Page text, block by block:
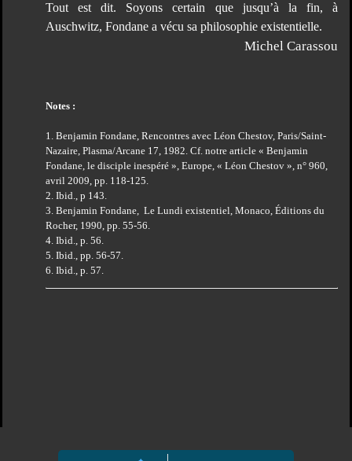
Tout est dit. Soyons certain que jusqu’à la fin, à
Auschwitz, Fondane a vécu sa philosophie existentielle.
Michel Carassou
Notes :
1. Benjamin Fondane, Rencontres avec Léon Chestov, Paris/Saint-
Nazaire, Plasma/Arcane 17, 1982. Cf. notre article « Benjamin
Fondane, le disciple inespéré », Europe, « Léon Chestov », n° 960,
avril 2009, pp. 118-125.
2. Ibid., p 143.
3. Benjamin Fondane, Le Lundi existentiel, Monaco, Éditions du
Rocher, 1990, pp. 55-56.
4. Ibid., p. 56.
5. Ibid., pp. 56-57.
6. Ibid., p. 57.